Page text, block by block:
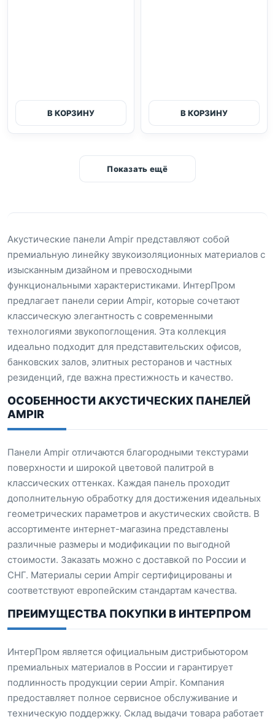
В КОРЗИНУ В КОРЗИНУ
Показать ещё
Акустические панели Ampir представляют собой
премиальную линейку звукоизоляционных материалов с
изысканным дизайном и превосходными
функциональными характеристиками. ИнтерПром
предлагает панели серии Ampir, которые сочетают
классическую элегантность с современными
технологиями звукопоглощения. Эта коллекция
идеально подходит для представительских офисов,
банковских залов, элитных ресторанов и частных
резиденций, где важна престижность и качество.
ОСОБЕННОСТИ АКУСТИЧЕСКИХ ПАНЕЛЕЙ
AMPIR
Панели Ampir отличаются благородными текстурами
поверхности и широкой цветовой палитрой в
классических оттенках. Каждая панель проходит
дополнительную обработку для достижения идеальных
геометрических параметров и акустических свойств. В
ассортименте интернет-магазина представлены
различные размеры и модификации по выгодной
стоимости. Заказать можно с доставкой по России и
СНГ. Материалы серии Ampir сертифицированы и
соответствуют европейским стандартам качества.
ПРЕИМУЩЕСТВА ПОКУПКИ В ИНТЕРПРОМ
ИнтерПром является официальным дистрибьютором
премиальных материалов в России и гарантирует
подлинность продукции серии Ampir. Компания
предоставляет полное сервисное обслуживание и
техническую поддержку. Склад выдачи товара работает